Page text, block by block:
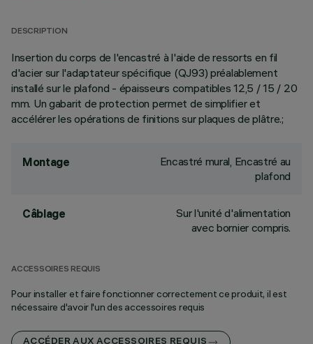
DESCRIPTION
Insertion du corps de l'encastré à l'aide de ressorts en fil
d'acier sur l'adaptateur spécifique (QJ93) préalablement
installé sur le plafond - épaisseurs compatibles 12,5 / 15 / 20
mm. Un gabarit de protection permet de simplifier et
accélérer les opérations de finitions sur plaques de plâtre.;
Montage
Encastré mural, Encastré au
plafond
Câblage
Sur l'unité d'alimentation
avec bornier compris.
ACCESSOIRES REQUIS
Pour installer et faire fonctionner correctement ce produit, il est
nécessaire d'avoir l'un des accessoires requis